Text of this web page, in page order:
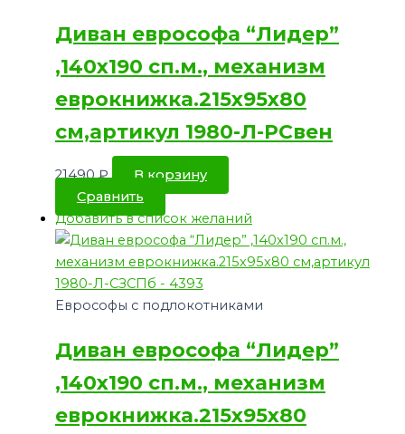
Диван еврософа “Лидер”
,140х190 сп.м., механизм
еврокнижка.215х95х80
см,артикул 1980-Л-РСвен
21490₽
В корзину
Сравнить
Добавить в список желаний
Еврософы с подлокотниками
Диван еврософа “Лидер”
,140х190 сп.м., механизм
еврокнижка.215х95х80